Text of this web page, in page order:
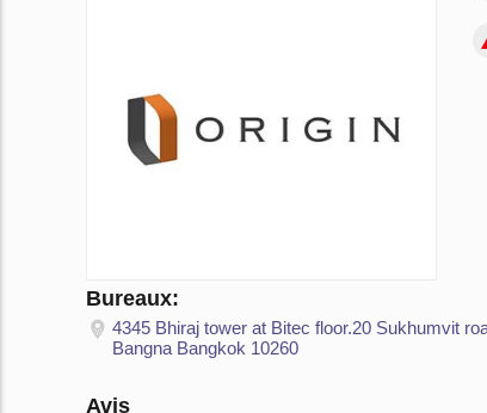
Bureaux:
4345 Bhiraj tower at Bitec floor.20 Sukhumvit
Bangna Bangkok 10260
Avis